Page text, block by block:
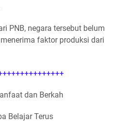
PNB, negara tersebut belum
faktor produksi dari
dan Berkah
Belajar Terus